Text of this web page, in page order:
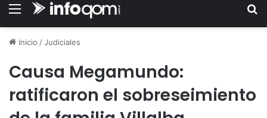
Menú
Inicio /Judiciales
Causa Megamundo:
ratificaron el sobreseimiento